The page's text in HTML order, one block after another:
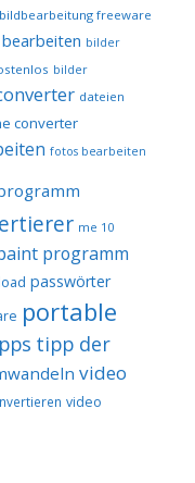
bildbearbeitung freeware
bilder
bilder
dateien
converter
fotos bearbeiten
me 10
programm
passwörter
portable
tipp der
video
video